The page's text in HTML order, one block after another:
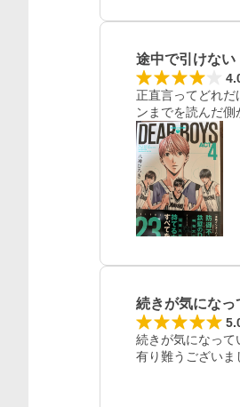
途中で引けない
正直言ってどれだ
ンまでを読んだ側
続きが気にな
続きが気になって
有り難うございま